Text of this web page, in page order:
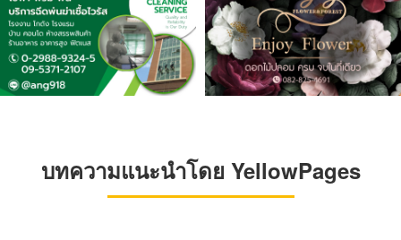
บทความแนะนำโดย YellowPages